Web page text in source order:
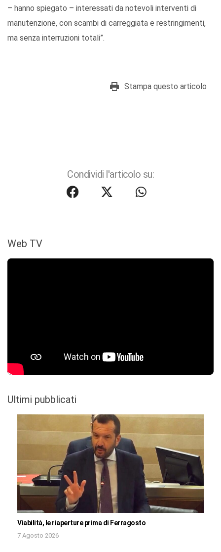
– hanno spiegato – interessati da notevoli interventi di
manutenzione, con scambi di carreggiata e restringimenti,
ma senza interruzioni totali”.
Stampa questo articolo
Condividi l'articolo su:
Web TV
Ultimi pubblicati
Viabilità, le riaperture prima di Ferragosto
7 Agosto 2026